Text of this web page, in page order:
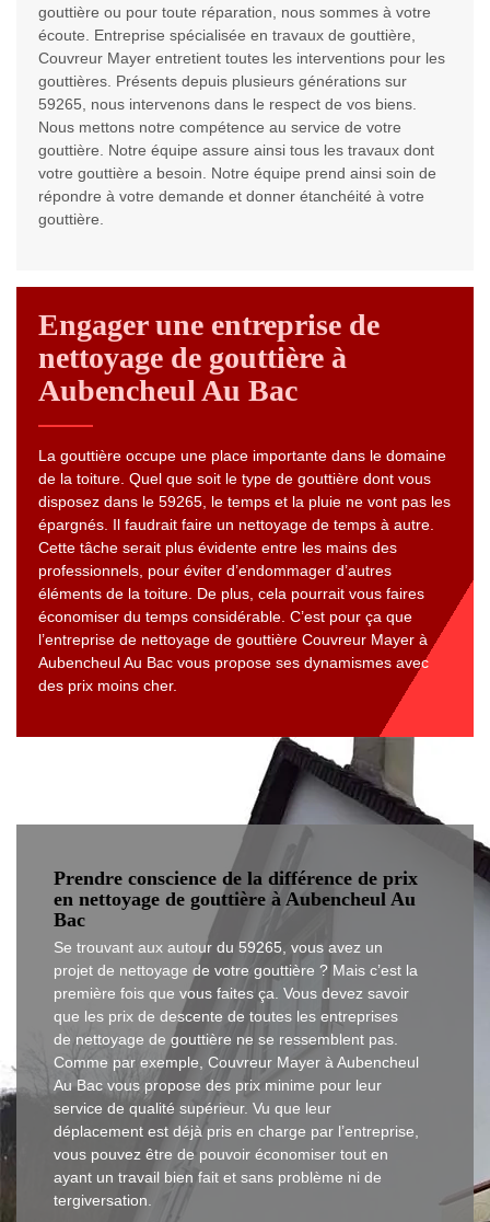
gouttière ou pour toute réparation, nous sommes à votre
écoute. Entreprise spécialisée en travaux de gouttière,
Couvreur Mayer entretient toutes les interventions pour les
gouttières. Présents depuis plusieurs générations sur
59265, nous intervenons dans le respect de vos biens.
Nous mettons notre compétence au service de votre
gouttière. Notre équipe assure ainsi tous les travaux dont
votre gouttière a besoin. Notre équipe prend ainsi soin de
répondre à votre demande et donner étanchéité à votre
gouttière.
Engager une entreprise de
nettoyage de gouttière à
Aubencheul Au Bac
La gouttière occupe une place importante dans le domaine
de la toiture. Quel que soit le type de gouttière dont vous
disposez dans le 59265, le temps et la pluie ne vont pas les
épargnés. Il faudrait faire un nettoyage de temps à autre.
Cette tâche serait plus évidente entre les mains des
professionnels, pour éviter d’endommager d’autres
éléments de la toiture. De plus, cela pourrait vous faires
économiser du temps considérable. C’est pour ça que
l’entreprise de nettoyage de gouttière Couvreur Mayer à
Aubencheul Au Bac vous propose ses dynamismes avec
des prix moins cher.
Prendre conscience de la différence de prix
en nettoyage de gouttière à Aubencheul Au
Bac
Se trouvant aux autour du 59265, vous avez un
projet de nettoyage de votre gouttière ? Mais c’est la
première fois que vous faites ça. Vous devez savoir
que les prix de descente de toutes les entreprises
de nettoyage de gouttière ne se ressemblent pas.
Comme par exemple, Couvreur Mayer à Aubencheul
Au Bac vous propose des prix minime pour leur
service de qualité supérieur. Vu que leur
déplacement est déjà pris en charge par l’entreprise,
vous pouvez être de pouvoir économiser tout en
ayant un travail bien fait et sans problème ni de
tergiversation.